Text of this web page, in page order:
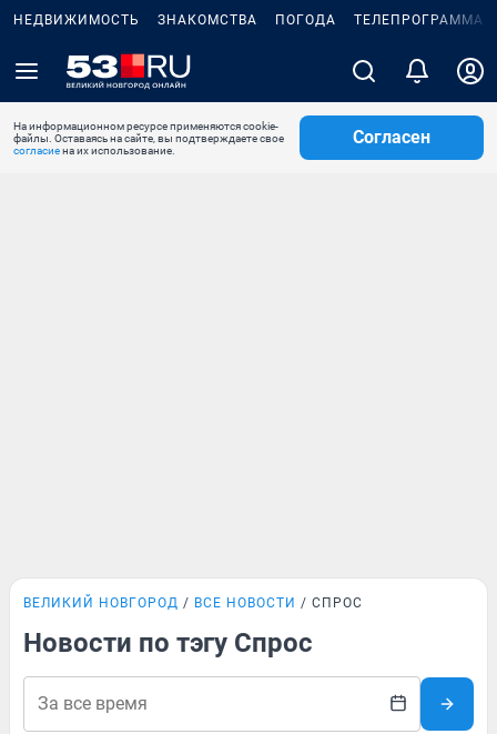
НЕДВИЖИМОСТЬ ЗНАКОМСТВА ПОГОДА ТЕЛЕПРОГРАММА
На информационном ресурсе применяются cookie-
файлы. Оставаясь на сайте, вы подтверждаете свое
согласиена их использование.
Согласен
ВЕЛИКИЙ НОВГОРОД ВСЕ НОВОСТИ СПРОС
Новости по тэгу Спрос